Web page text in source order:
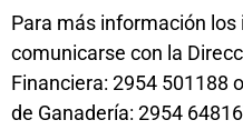
Para más información
comunicarse con la
Financiera: 2954 501188
de Ganadería: 2954